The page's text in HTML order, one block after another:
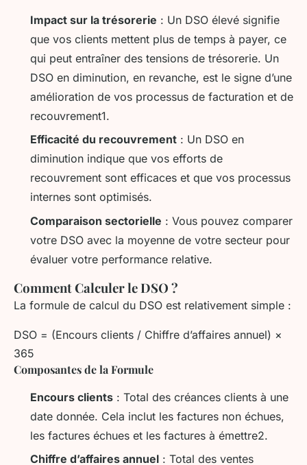
Impact sur la trésorerie : Un DSO élevé signifie
que vos clients mettent plus de temps à payer, ce
qui peut entraîner des tensions de trésorerie. Un
DSO en diminution, en revanche, est le signe d’une
amélioration de vos processus de facturation et de
recouvrement1.
Efficacité du recouvrement : Un DSO en
diminution indique que vos efforts de
recouvrement sont efficaces et que vos processus
internes sont optimisés.
Comparaison sectorielle : Vous pouvez comparer
votre DSO avec la moyenne de votre secteur pour
évaluer votre performance relative.
Comment Calculer le DSO ?
La formule de calcul du DSO est relativement simple :
DSO = (Encours clients / Chiffre d’affaires annuel) ×
365
Composantes de la Formule
Encours clients : Total des créances clients à une
date donnée. Cela inclut les factures non échues,
les factures échues et les factures à émettre2.
Chiffre d’affaires annuel : Total des ventes